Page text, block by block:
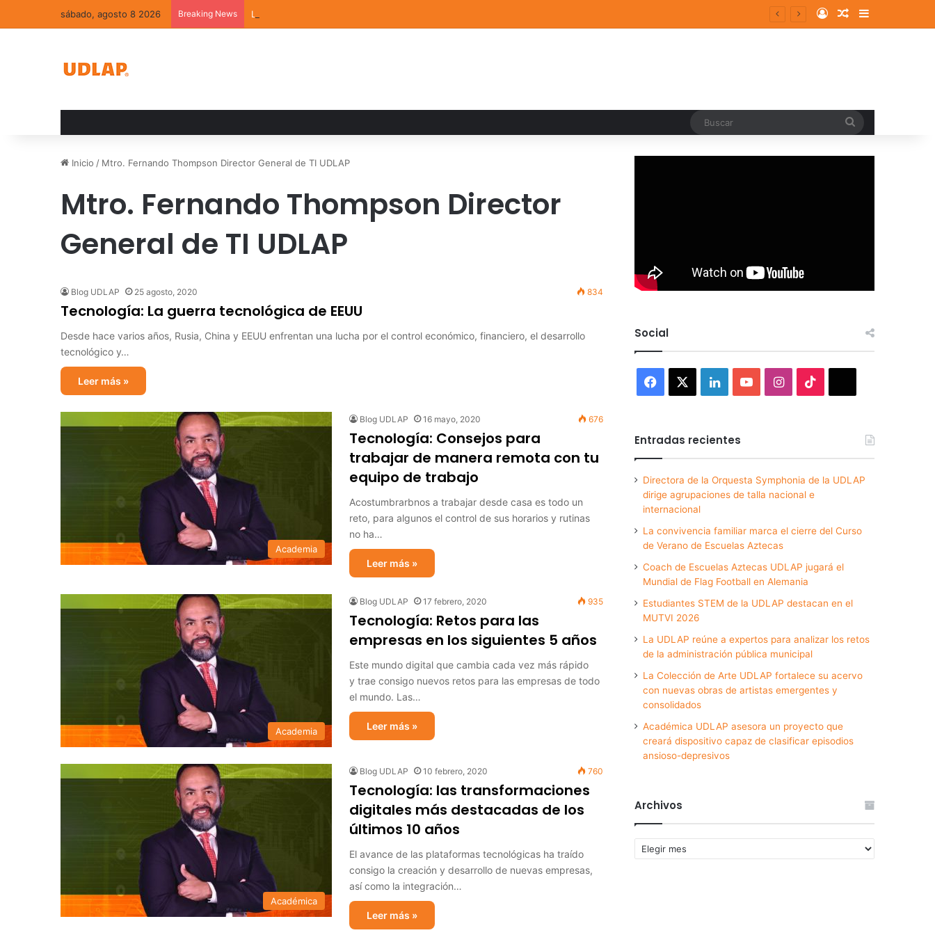
sábado, agosto 8 2026 Breaking News La convivencia familiar marca el cierre del Curso de Verano de Escuelas Aztecas Log InRandom Article
Sidebar
Inicio / Mtro. Fernando Thompson Director General de TI UDLAP
Mtro. Fernando Thompson Director
General de TI UDLAP
Blog UDLAP 25 agosto, 2020 834
Tecnología: La guerra tecnológica de EEUU
Desde hace varios años, Rusia, China y EEUU enfrentan una lucha por el control económico, financiero, el desarrollo
tecnológico y…
Leer más »
Academia
Blog UDLAP 16 mayo, 2020 676
Tecnología: Consejos para
trabajar de manera remota con tu
equipo de trabajo
Acostumbrarbnos a trabajar desde casa es todo un
reto, para algunos el control de sus horarios y rutinas
no ha…
Leer más »
Academia
Blog UDLAP 17 febrero, 2020 935
Tecnología: Retos para las
empresas en los siguientes 5 años
Este mundo digital que cambia cada vez más rápido
y trae consigo nuevos retos para las empresas de todo
el mundo. Las…
Leer más »
Académica
Blog UDLAP 10 febrero, 2020 760
Tecnología: las transformaciones
digitales más destacadas de los
últimos 10 años
El avance de las plataformas tecnológicas ha traído
consigo la creación y desarrollo de nuevas empresas,
así como la integración…
Leer más »
Social
Facebook LinkedInYouTubeInstagram
Entradas recientes
Directora de la Orquesta Symphonia de la UDLAP
dirige agrupaciones de talla nacional e
internacional
La convivencia familiar marca el cierre del Curso
de Verano de Escuelas Aztecas
Coach de Escuelas Aztecas UDLAP jugará el
Mundial de Flag Football en Alemania
Estudiantes STEM de la UDLAP destacan en el
MUTVI 2026
La UDLAP reúne a expertos para analizar los retos
de la administración pública municipal
La Colección de Arte UDLAP fortalece su acervo
con nuevas obras de artistas emergentes y
consolidados
Académica UDLAP asesora un proyecto que
creará dispositivo capaz de clasificar episodios
ansioso-depresivos
Archivos
Archivos